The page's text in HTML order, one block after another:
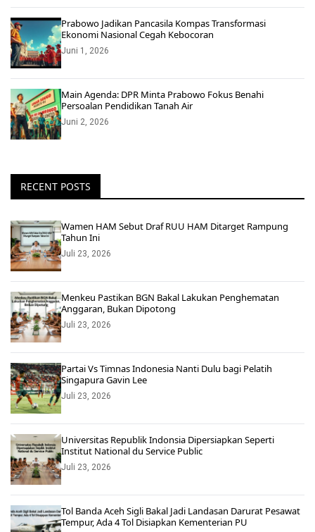
Prabowo Jadikan Pancasila Kompas Transformasi
Ekonomi Nasional Cegah Kebocoran
Juni 1, 2026
Main Agenda: DPR Minta Prabowo Fokus Benahi
Persoalan Pendidikan Tanah Air
Juni 2, 2026
RECENT POSTS
Wamen HAM Sebut Draf RUU HAM Ditarget Rampung
Tahun Ini
Juli 23, 2026
Menkeu Pastikan BGN Bakal Lakukan Penghematan
Anggaran, Bukan Dipotong
Juli 23, 2026
Partai Vs Timnas Indonesia Nanti Dulu bagi Pelatih
Singapura Gavin Lee
Juli 23, 2026
Universitas Republik Indonsia Dipersiapkan Seperti
Institut National du Service Public
Juli 23, 2026
Tol Banda Aceh Sigli Bakal Jadi Landasan Darurat Pesawat
Tempur, Ada 4 Tol Disiapkan Kementerian PU